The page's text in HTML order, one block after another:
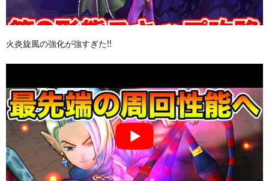
火炎旋風の強化が強すぎた!!